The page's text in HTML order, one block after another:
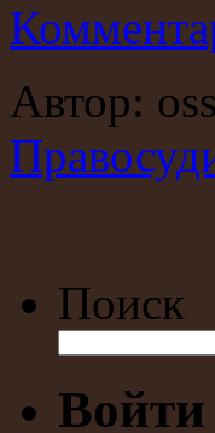
Автор:
Поиск
Войти